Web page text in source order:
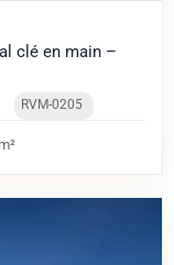
clé en main –
RVM-0205